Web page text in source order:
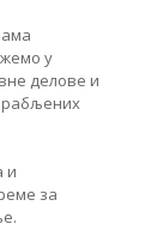
у
делове и
и
за